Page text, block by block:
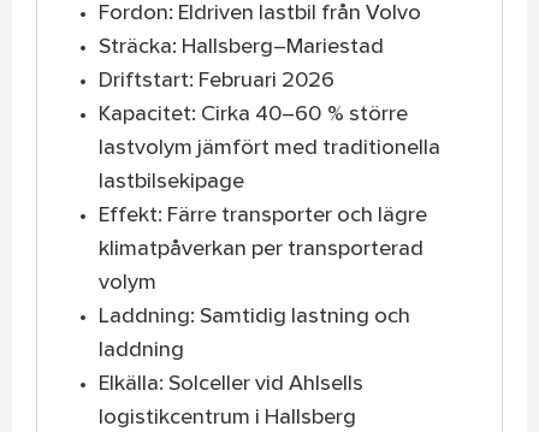
Fordon: Eldriven lastbil från Volvo
Sträcka: Hallsberg–Mariestad
Driftstart: Februari 2026
Kapacitet: Cirka 40–60 % större
lastvolym jämfört med traditionella
lastbilsekipage
Effekt: Färre transporter och lägre
klimatpåverkan per transporterad
volym
Laddning: Samtidig lastning och
laddning
Elkälla: Solceller vid Ahlsells
logistikcentrum i Hallsberg